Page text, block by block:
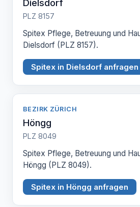
Dielsdorf
PLZ 8157
Spitex Pflege, Betreuung und
Dielsdorf (PLZ 8157).
Spitex in Dielsdorf anfragen
BEZIRK ZÜRICH
Höngg
PLZ 8049
Spitex Pflege, Betreuung und
Höngg (PLZ 8049).
Spitex in Höngg anfragen